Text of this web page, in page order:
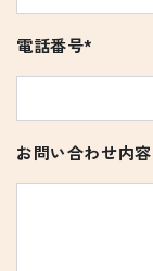
電話番号*
お問い合わせ内容